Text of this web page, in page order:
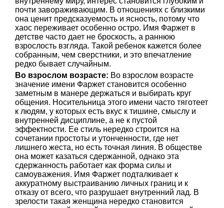
почти завораживающим. В отношениях с близкими
она ценит предсказуемость и ясность, потому что
хаос переживает особенно остро. Имя Фаржет в
детстве часто дает не броскость, а раннюю
взрослость взгляда. Такой ребенок кажется более
собранным, чем сверстники, и это впечатление
редко бывает случайным.
Во взрослом возрасте: Во взрослом возрасте
значение имени Фаржет становится особенно
заметным в манере держаться и выбирать круг
общения. Носительница этого имени часто тяготеет
к людям, у которых есть вкус к тишине, смыслу и
внутренней дисциплине, а не к пустой
эффектности. Ее стиль нередко строится на
сочетании простоты и утонченности, где нет
лишнего жеста, но есть точная линия. В обществе
она может казаться сдержанной, однако эта
сдержанность работает как форма силы и
самоуважения. Имя Фаржет подталкивает к
аккуратному выстраиванию личных границ и к
отказу от всего, что разрушает внутренний лад. В
зрелости такая женщина нередко становится